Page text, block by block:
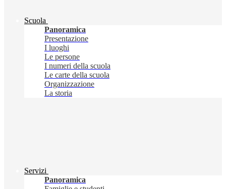
Scuola
Panoramica
Presentazione
I luoghi
Le persone
I numeri della scuola
Le carte della scuola
Organizzazione
La storia
Servizi
Panoramica